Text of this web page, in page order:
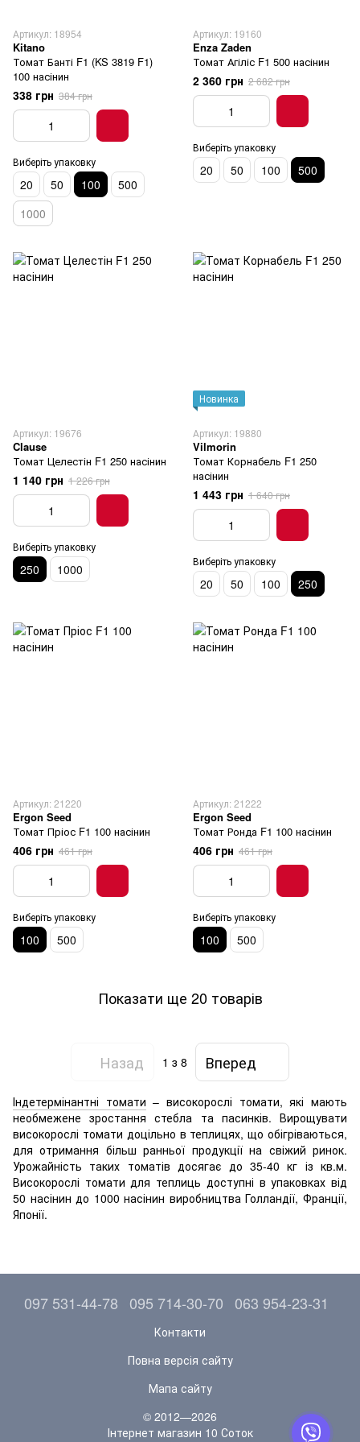
Артикул: 18954
Kitano
Томат Банті F1 (KS 3819 F1)
100 насінин
338 грн 384 грн
Виберіть упаковку
20 50 100
500
1000
Артикул: 19160
Enza Zaden
Томат Агіліс F1 500 насінин
2 360 грн 2 682 грн
Виберіть упаковку
20 50 100 500
Артикул: 19676
Clause
Томат Целестін F1 250 насінин
1 140 грн 1 226 грн
Виберіть упаковку
250 1000
Новинка
Артикул: 19880
Vilmorin
Томат Корнабель F1 250
насінин
1 443 грн 1 640 грн
Виберіть упаковку
20 50 100 250
Артикул: 21220
Ergon Seed
Томат Пріос F1 100 насінин
406 грн 461 грн
Виберіть упаковку
100 500
Артикул: 21222
Ergon Seed
Томат Ронда F1 100 насінин
406 грн 461 грн
Виберіть упаковку
100 500
Показати ще 20 товарів
Назад 1 з 8 Вперед
Індетермінантні томати – високорослі томати, які мають
необмежене зростання стебла та пасинків. Вирощувати
високорослі томати доцільно в теплицях, що обігріваються,
для отримання більш ранньої продукції на свіжий ринок.
Урожайність таких томатів досягає до 35-40 кг із кв.м.
Високорослі томати для теплиць доступні в упаковках від
50 насінин до 1000 насінин виробництва Голландії, Франції,
Японії.
097 531-44-78 095 714-30-70 063 954-23-31
Контакти
Повна версія сайту
Мапа сайту
© 2012—2026
Інтернет магазин 10 Соток